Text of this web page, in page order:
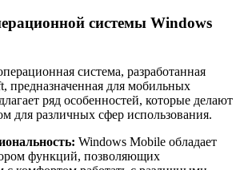
системы Windows
система, разработанная
предназначенная для мобильных
ряд особенностей, которые делают
для различных сфер использования.
Windows Mobile обладает
функций, позволяющих